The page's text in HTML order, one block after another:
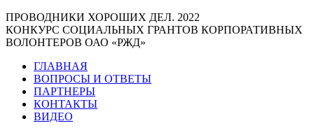
ПРОВОДНИКИ ХОРОШИХ ДЕЛ. 2022
КОНКУРС СОЦИАЛЬНЫХ ГРАНТОВ КОРПОРАТИВНЫХ
ВОЛОНТЕРОВ ОАО «РЖД»
ГЛАВНАЯ
ВОПРОСЫ И ОТВЕТЫ
ПАРТНЕРЫ
КОНТАКТЫ
ВИДЕО